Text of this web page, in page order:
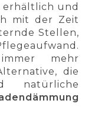
erhältlich und
mit der Zeit
Stellen,
mehr
die
natürliche